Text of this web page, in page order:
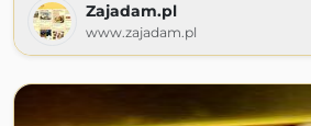
Zajadam.pl
www.zajadam.pl